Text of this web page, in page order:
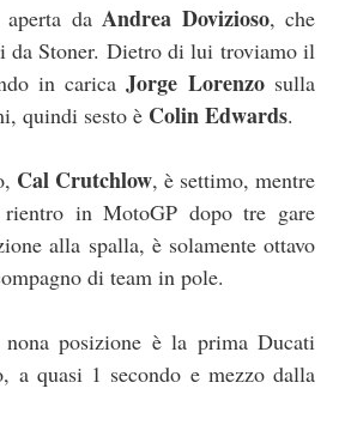
da Andrea Dovizioso, che
da Stoner. Dietro di lui troviamo il
in caricaJorge Lorenzosulla
quindi sesto è Colin Edwards.
Cal Crutchlow, è settimo, mentre
in MotoGP dopo tre gare
alla spalla, è solamente ottavo
di team in pole.
posizione è la prima Ducati
a quasi 1 secondo e mezzo dalla